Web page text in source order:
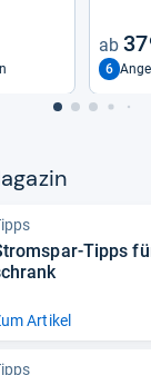
6
​Tipps
Artikel